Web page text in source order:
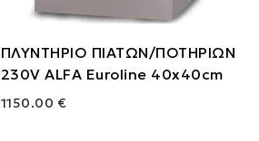
ΠΛΥΝΤΗΡΙΟ ΠΙΑΤΩΝ/ΠΟΤΗΡΙΩΝ
230V ALFA Euroline 40x40cm
1150.00 €